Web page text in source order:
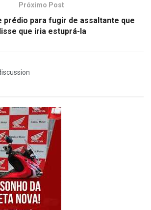
Próximo Post
prédio para fugir de assaltante que
que iria estuprá-la